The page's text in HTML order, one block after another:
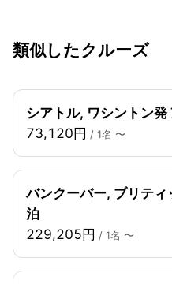
類似したクルーズ
シアトル, ワシントン発
73,120円 / 1名 〜
バンクーバー, ブリテ
泊
229,205円 / 1名 〜